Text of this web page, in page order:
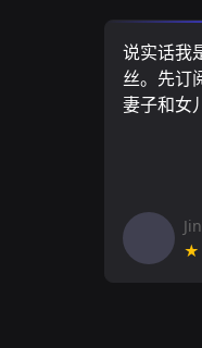
说实话我
丝。先订
妻子和女